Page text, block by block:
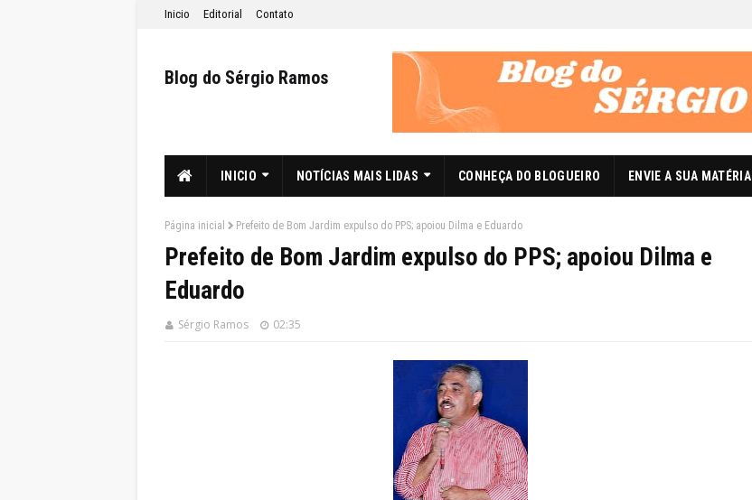
Inicio Editorial Contato
Blog do Sérgio Ramos
INICIO NOTÍCIAS MAIS LIDAS CONHEÇA DO BLOGUEIRO ENVIE A SUA MATÉRIA
Página inicial Prefeito de Bom Jardim expulso do PPS; apoiou Dilma e Eduardo
Prefeito de Bom Jardim expulso do PPS; apoiou Dilma e
Eduardo
Sérgio Ramos 02:35